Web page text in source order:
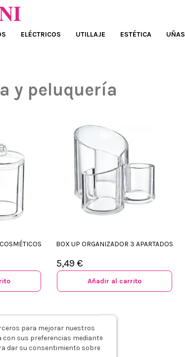
ELÉCTRICOS UTILLAJE ESTÉTICA UÑAS
y peluquería
BOX UP ORGANIZADOR 3 APARTADOS
5,49 €
Añadir al carrito
para mejorar nuestros
sus preferencias mediante
dar su consentimiento sobre